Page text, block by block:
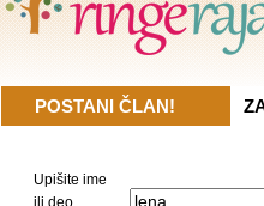
Upišite ime
ili deo
POSTANI ČLAN!